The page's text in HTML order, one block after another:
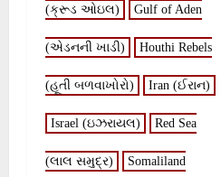
(ક્રૂડ ઓઇલ) Gulf of Aden
(એડનની ખાડી) Houthi Rebels
(હૂતી બળવાખોરો) Iran (ઈરાન)
Israel (ઇઝરાયલ) Red Sea
(લાલ સમુદ્ર) Somaliland